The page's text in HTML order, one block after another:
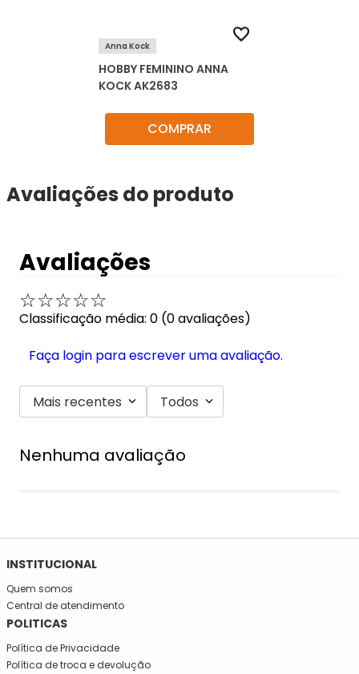
Anna Kock
HOBBY FEMININO ANNA
KOCK AK2683
COMPRAR
Avaliações do produto
Avaliações
☆☆☆☆☆
Classificação média: 0 (0 avaliações)
Faça login para escrever uma avaliação.
Mais recentes Todos
Nenhuma avaliação
SE INSCREVA NA NOSSA NEWSLETTER!
Fique por dentro e seja informado em primeira mão de todas
as novidades da Mega São José!